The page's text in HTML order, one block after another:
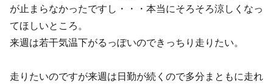
が止まらなかったですし・・・本当にそろそろ涼しくなっ
てほしいところ。
来週は若干気温下がるっぽいのできっちり走りたい。
走りたいのですが来週は日勤が続くので多分まともに走れ